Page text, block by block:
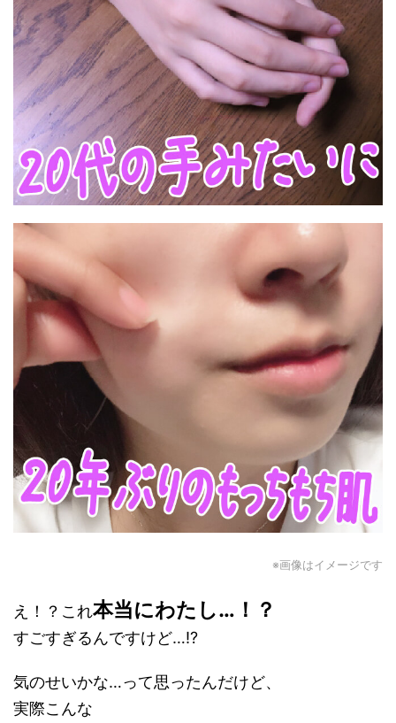
※画像はイメージです
え！？これ本当にわたし…！？
すごすぎるんですけど…!?
気のせいかな…って思ったんだけど、
実際こんな